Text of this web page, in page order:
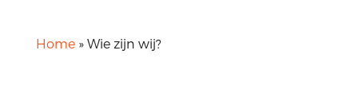
Home» Wie zijn wij?